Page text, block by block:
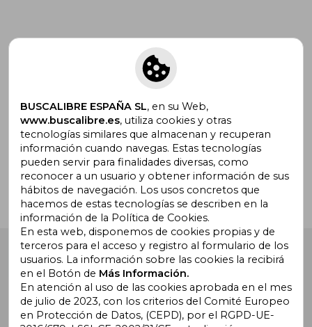
Suscríbete para recibir ofertas y
promociones
¿Necesitas ayuda?
Buscalibre España . Calle Energía, 65, Nave 3 (08940),
Cornellà de Llobregat, Barcelona. Derechos Reservados.
BUSCALIBRE ESPAÑA SL, en su Web,
www.buscalibre.es, utiliza cookies y otras
tecnologías similares que almacenan y recuperan
información cuando navegas. Estas tecnologías
pueden servir para finalidades diversas, como
reconocer a un usuario y obtener información de sus
hábitos de navegación. Los usos concretos que
hacemos de estas tecnologías se describen en la
información de la Política de Cookies.
En esta web, disponemos de cookies propias y de
terceros para el acceso y registro al formulario de los
usuarios. La información sobre las cookies la recibirá
en el Botón de Más Información.
En atención al uso de las cookies aprobada en el mes
de julio de 2023, con los criterios del Comité Europeo
en Protección de Datos, (CEPD), por el RGPD-UE-